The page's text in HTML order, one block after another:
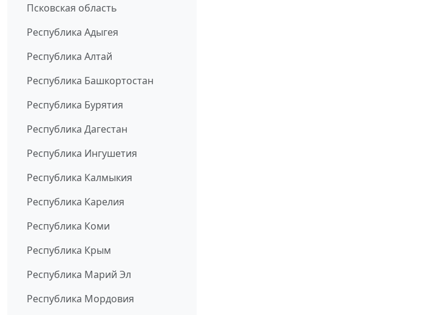
Псковская область
Республика Адыгея
Республика Алтай
Республика Башкортостан
Республика Бурятия
Республика Дагестан
Республика Ингушетия
Республика Калмыкия
Республика Карелия
Республика Коми
Республика Крым
Республика Марий Эл
Республика Мордовия